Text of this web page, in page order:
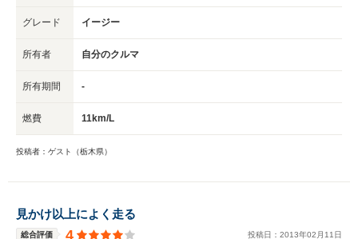
グレード イージー
所有者 自分のクルマ
所有期間 -
燃費 11km/L
投稿者：ゲスト（栃木県）
見かけ以上によく走る
総合評価 4 投稿日： 2013年02 月 11 日